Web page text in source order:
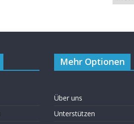
Mehr Optionen
Über uns
Unterstützen